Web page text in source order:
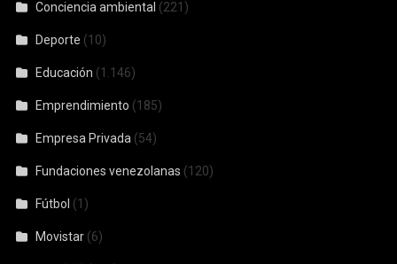
Conciencia ambiental (221)
Deporte (10)
Educación (1.146)
Emprendimiento (185)
Empresa Privada (54)
Fundaciones venezolanas (120)
Fútbol (1)
Movistar (6)